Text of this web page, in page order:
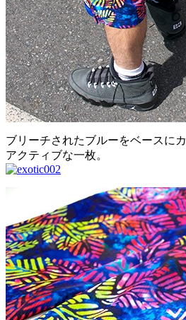
ブリーチされたブルーをベースに
アクティブな一枚。